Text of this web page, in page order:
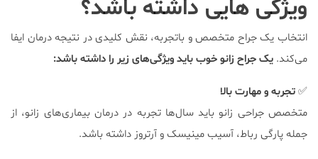
ویژگی هایی داشته باشد؟
انتخاب یک جراح متخصص و باتجربه، نقش کلیدی در نتیجه درمان ایفا
می‌کند. یک جراح زانو خوب باید ویژگی‌های زیر را داشته باشد:
✅تجربه و مهارت بالا
متخصص جراحی زانو باید سال‌ها تجربه در درمان بیماری‌های زانو، از
جمله پارگی رباط، آسیب مینیسک و آرتروز داشته باشد.